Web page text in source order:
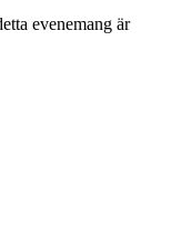
evenemang är